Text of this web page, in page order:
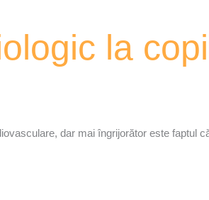
la
dar mai îngrijorător este faptul